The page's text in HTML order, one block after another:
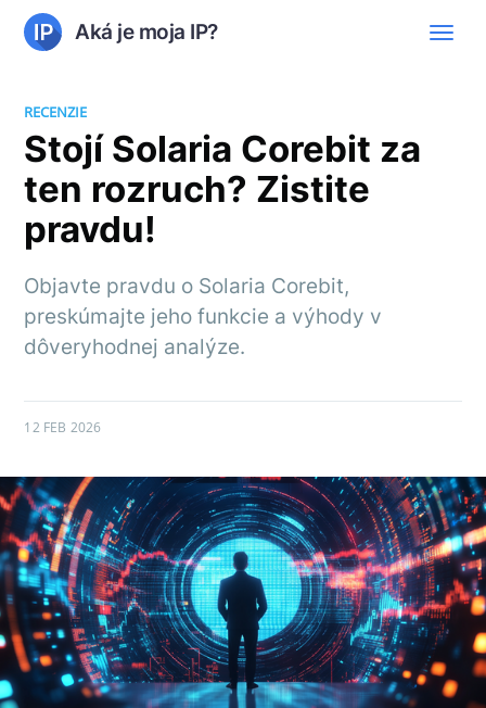
Aká je moja IP?
RECENZIE
Stojí Solaria Corebit za
ten rozruch? Zistite
pravdu!
Objavte pravdu o Solaria Corebit,
preskúmajte jeho funkcie a výhody v
dôveryhodnej analýze.
12 FEB 2026